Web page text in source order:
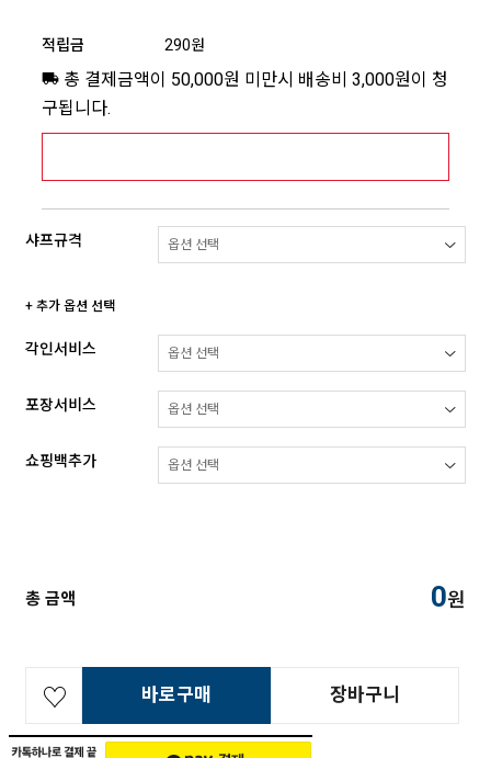
적립금 290원
총 결제금액이 50,000원 미만시 배송비 3,000원이 청
구됩니다.
샤프규격
+ 추가 옵션 선택
각인서비스
포장서비스
쇼핑백추가
총 금액 0원
바로구매 장바구니